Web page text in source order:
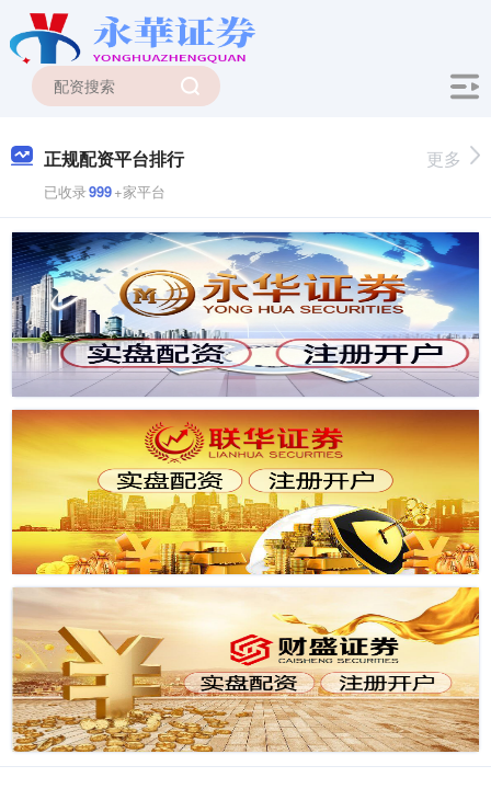
正规配资平台排行
已收录999+家平台
更多